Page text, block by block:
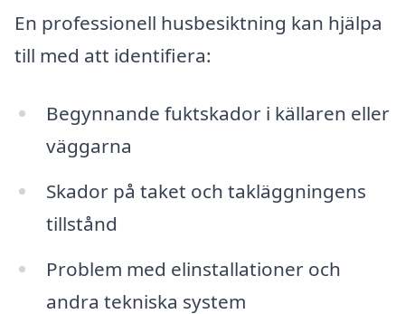
En professionell husbesiktning kan hjälpa
till med att identifiera:
Begynnande fuktskador i källaren eller
väggarna
Skador på taket och takläggningens
tillstånd
Problem med elinstallationer och
andra tekniska system